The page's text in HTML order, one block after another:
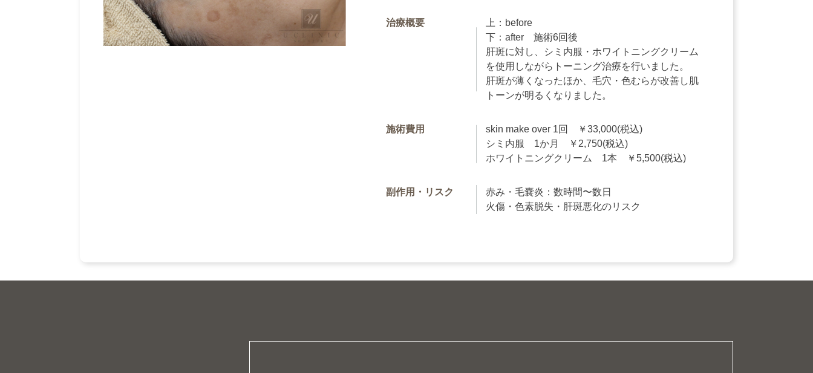
治療概要
上：before
下：after 施術6回後
肝斑に対し、シミ内服・ホワイトニングクリーム
を使用しながらトーニング治療を行いました。
肝斑が薄くなったほか、毛穴・色むらが改善し肌
トーンが明るくなりました。
施術費用
skin make over 1回 ￥33,000(税込)
シミ内服 1か月 ￥2,750(税込)
ホワイトニングクリーム 1本 ￥5,500(税込)
副作用・リスク
赤み・毛嚢炎：数時間〜数日
火傷・色素脱失・肝斑悪化のリスク